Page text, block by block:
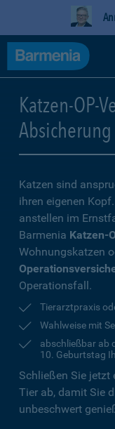
Katzen-OP-
Katzen sind
ihren eigenen
anstellen im
Barmenia Katzen-
Wohnungskatzen
Operationsfall.
Tierarztpraxis
Wahlweise mit
abschließbar ab
10. Geburtstag
Schließen Sie jetzt
Tier ab, damit Sie
unbeschwert